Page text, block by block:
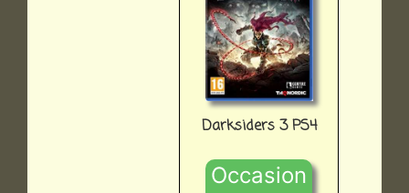
Darksiders 3 PS4
Occasion